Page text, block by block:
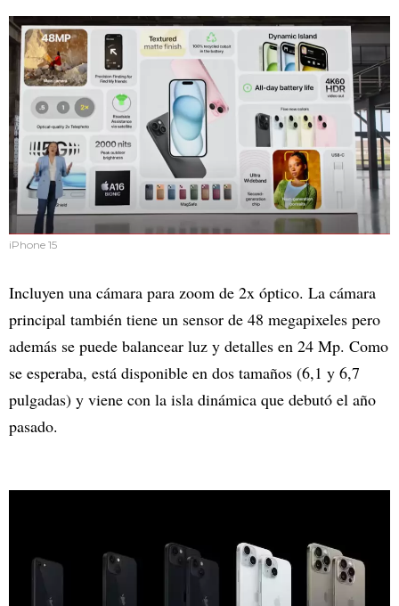
iPhone 15
Incluyen una cámara para zoom de 2x óptico. La cámara
principal también tiene un sensor de 48 megapixeles pero
además se puede balancear luz y detalles en 24 Mp. Como
se esperaba, está disponible en dos tamaños (6,1 y 6,7
pulgadas) y viene con la isla dinámica que debutó el año
pasado.